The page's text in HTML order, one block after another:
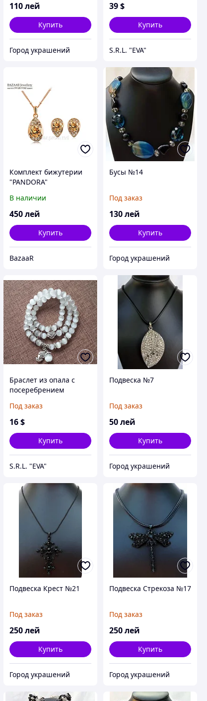
110 лей
Купить
Город украшений
39$
Купить
S.R.L. "EVA"
Комплект бижутерии
"PANDORA"
В наличии
450 лей
Купить
BazaaR
Бусы №14
Под заказ
130лей
Купить
Город украшений
Браслет из опала с
посеребрением
Под заказ
16 $
Купить
S.R.L. "EVA"
Подвеска №7
Под заказ
50лей
Купить
Город украшений
Подвеска Крест №21
Под заказ
250 лей
Купить
Город украшений
Подвеска Стрекоза №17
Под заказ
250лей
Купить
Город украшений